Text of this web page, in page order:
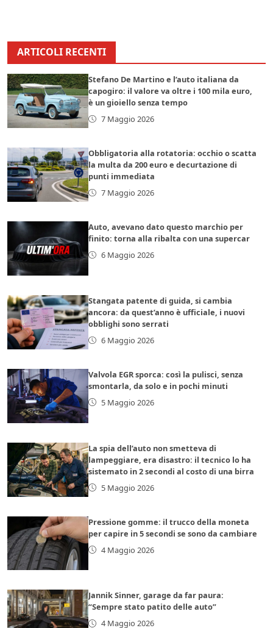
ARTICOLI RECENTI
Stefano De Martino e l’auto italiana da
capogiro: il valore va oltre i 100 mila euro,
è un gioiello senza tempo
7 Maggio 2026
Obbligatoria alla rotatoria: occhio o scatta
la multa da 200 euro e decurtazione di
punti immediata
7 Maggio 2026
Auto, avevano dato questo marchio per
finito: torna alla ribalta con una supercar
6 Maggio 2026
Stangata patente di guida, si cambia
ancora: da quest’anno è ufficiale, i nuovi
obblighi sono serrati
6 Maggio 2026
Valvola EGR sporca: così la pulisci, senza
smontarla, da solo e in pochi minuti
5 Maggio 2026
La spia dell’auto non smetteva di
lampeggiare, era disastro: il tecnico lo ha
sistemato in 2 secondi al costo di una birra
5 Maggio 2026
Pressione gomme: il trucco della moneta
per capire in 5 secondi se sono da cambiare
4 Maggio 2026
Jannik Sinner, garage da far paura:
“Sempre stato patito delle auto”
4 Maggio 2026